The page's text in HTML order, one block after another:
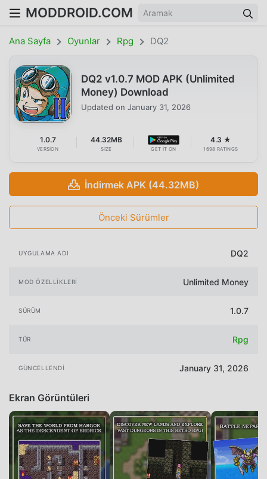
MODDROID.COM
Ana Sayfa Oyunlar Rpg DQ2
DQ2 v1.0.7 MOD APK (Unlimited
Money) Download
Updated on January 31, 2026
1.0.7
VERSION
44.32MB
SIZE GET IT ON
4.3 ★
1698 RATINGS
İndirmek APK (44.32MB)
Önceki Sürümler
UYGULAMA ADI DQ2
MOD ÖZELLIKLERI Unlimited Money
SÜRÜM 1.0.7
TÜR Rpg
GÜNCELLENDI January 31, 2026
Ekran Görüntüleri